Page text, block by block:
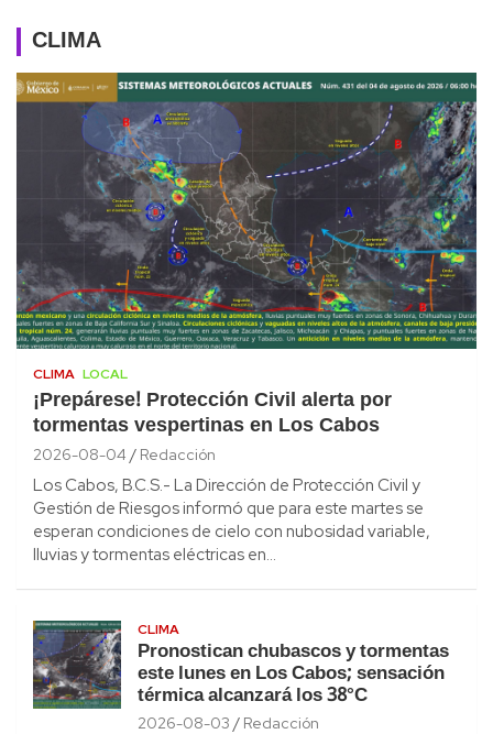
CLIMA
CLIMA LOCAL
¡Prepárese! Protección Civil alerta por
tormentas vespertinas en Los Cabos
2026-08-04 Redacción
Los Cabos, B.C.S.- La Dirección de Protección Civil y
Gestión de Riesgos informó que para este martes se
esperan condiciones de cielo con nubosidad variable,
lluvias y tormentas eléctricas en…
CLIMA
Pronostican chubascos y tormentas
este lunes en Los Cabos; sensación
térmica alcanzará los 38°C
2026-08-03 Redacción